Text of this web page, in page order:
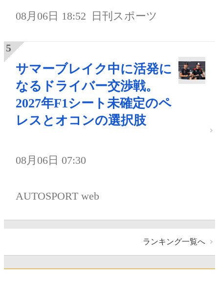
08月06日 18:52 日刊スポーツ
サマーブレイク中に活発に
なるドライバー交渉戦。
2027年F1シート未確定のペ
レスとオコンの選択肢
08月06日 07:30
AUTOSPORT web
ランキング一覧へ